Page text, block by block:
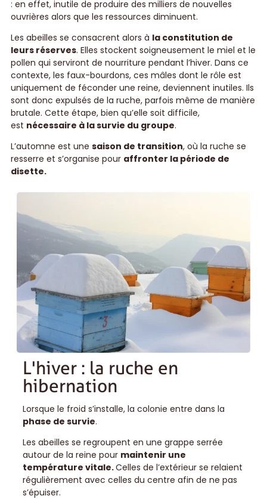
: en effet, inutile de produire des milliers de nouvelles
ouvrières alors que les ressources diminuent.
Les abeilles se consacrent alors à la constitution de
leurs réserves. Elles stockent soigneusement le miel et le
pollen qui serviront de nourriture pendant l’hiver. Dans ce
contexte, les faux-bourdons, ces mâles dont le rôle est
uniquement de féconder une reine, deviennent inutiles. Ils
sont donc expulsés de la ruche, parfois même de manière
brutale. Cette étape, bien qu’elle soit difficile,
est nécessaire à la survie du groupe.
L’automne est une saison de transition, où la ruche se
resserre et s’organise pour affronter la période de
disette.
L'hiver : la ruche en
hibernation
Lorsque le froid s’installe, la colonie entre dans la
phase de survie.
Les abeilles se regroupent en une grappe serrée
autour de la reine pour maintenir une
température vitale.Celles de l’extérieur se relaient
régulièrement avec celles du centre afin de ne pas
s’épuiser.